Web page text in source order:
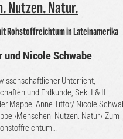
Nutzen. Natur.
Rohstoffreichtum in Lateinamerika
und Nicole Schwabe
Unterricht,
und Erdkunde, Sek. I & II
Mappe: Anne Tittor/ Nicole
›Menschen. Nutzen. Natur.‹ Zum